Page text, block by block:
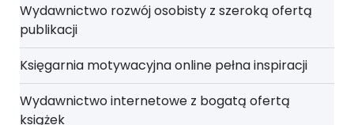
Wydawnictwo rozwój osobisty z szeroką ofertą
publikacji
Księgarnia motywacyjna online pełna inspiracji
Wydawnictwo internetowe z bogatą ofertą
książek